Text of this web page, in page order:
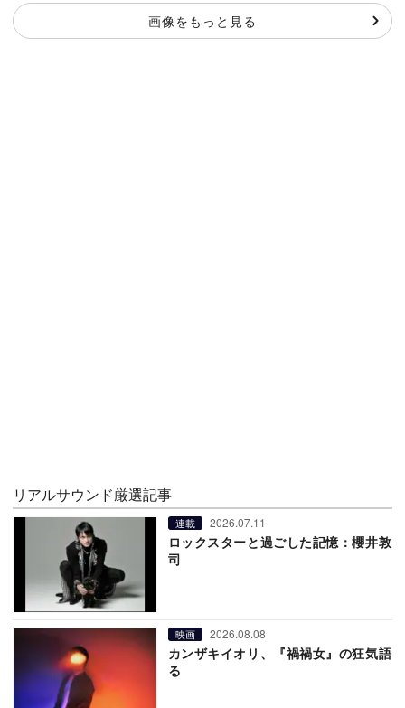
画像をもっと見る
リアルサウンド厳選記事
連載 2026.07.11
ロックスターと過ごした記憶：櫻井敦
司
映画 2026.08.08
カンザキイオリ、『禍禍女』の狂気語
る